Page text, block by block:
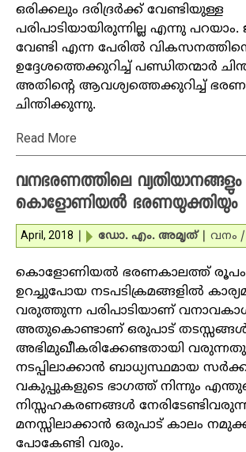
ഒരിക്കലും ദരിദ്രര്‍ക്ക് വേണ്ടിയുള്ള
പരിപാടിയായിരുന്നില്ല എന്നു
വേണ്ടി എന്ന പേരില്‍
ഉദ്ദേശത്തെക്കുറിച്ച് പണ്ഡിതന്മാര്‍
അതിന്റെ ആവശ്യത്തെക്കുറിച്ച്
ചിന്തിക്കുന്നു.
Read More
വനഭരണത്തിലെ വ്യതിയാനങ്ങളും
കൊളോണിയല്‍ ഭരണയുക്തിയും
April, 2018 ഡോ. എം. അമൃത് വനം /
കൊളോണിയല്‍ ഭരണകാലത്ത്
ഉറച്ചുപോയ നടപടിക്രമങ്ങളില്‍
വരുത്തുന്ന പരിപാടിയാണ്
അതുകൊണ്ടാണ് ഒരുപാട്
അഭിമുഖീകരിക്കേണ്ടതായി
നടപ്പിലാക്കാന്‍ ബാധ്യസ്ഥമായ
വകുപ്പുകളുടെ ഭാഗത്ത് നിന്നും
നിസ്സഹകരണങ്ങള്‍
മനസ്സിലാക്കാന്‍ ഒരുപാട് കാലം
പോകേണ്ടി വരും.